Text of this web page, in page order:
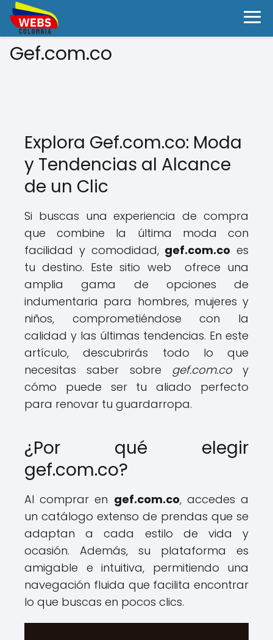
Gef.com.co
Explora Gef.com.co: Moda
y Tendencias al Alcance
de un Clic
Si buscas una experiencia de compra
que combine la última moda con
facilidad y comodidad, gef.com.co es
tu destino. Este sitio web ofrece una
amplia gama de opciones de
indumentaria para hombres, mujeres y
niños, comprometiéndose con la
calidad y las últimas tendencias. En este
artículo, descubrirás todo lo que
necesitas saber sobre gef.com.coy
cómo puede ser tu aliado perfecto
para renovar tu guardarropa.
¿Por qué elegir
gef.com.co?
Al comprar en gef.com.co, accedes a
un catálogo extenso de prendas que se
adaptan a cada estilo de vida y
ocasión. Además, su plataforma es
amigable e intuitiva, permitiendo una
navegación fluida que facilita encontrar
lo que buscas en pocos clics.